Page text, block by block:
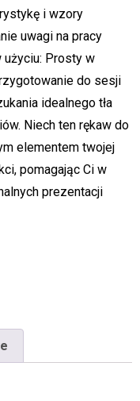
i wzory
uwagi na pracy
użyciu: Prosty w
do sesji
idealnego tła
Niech ten rękaw do
elementem twojej
pomagając Ci w
prezentacji